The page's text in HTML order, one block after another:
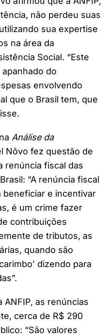
não perdeu suas
sua expertise
na área da
Social. “Este
do
envolvendo
que o Brasil tem, que
Análise da
Nôvo fez questão de
renúncia fiscal das
“A renúncia fiscal
beneficiar e incentivar
é um crime fazer
contribuições
de tributos, as
quando são
dizendo para
as renúncias
cerca de R$ 290
“São valores